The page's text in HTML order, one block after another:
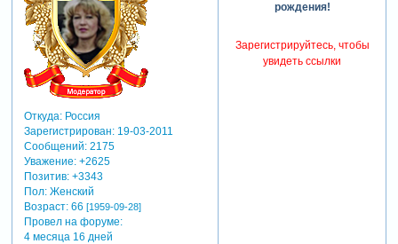
Откуда:Россия
Зарегистрирован: 19-03-2011
Сообщений:2175
Уважение: +2625
Позитив: +3343
Пол:Женский
Возраст:66 [1959-09-28]
Провел на форуме:
4 месяца 16 дней
рождения!
Зарегистрируйтесь, чтобы
увидеть ссылки